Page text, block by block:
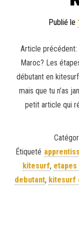
Publié le
Article précédent:
Maroc? Les
débutant en
mais que tu n’as
petit article qui
Étiqueté
kitesurf,
debutant, kitesurf